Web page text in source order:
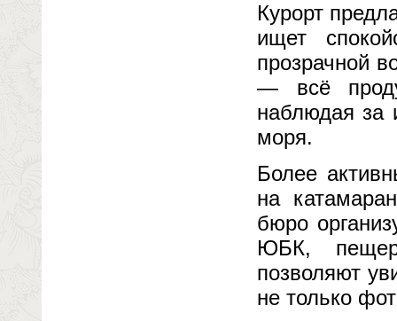
Курорт
ищет
прозрачной
— всё
наблюдая за
моря.
Более
на
бюро
ЮБК,
позволяют
не только